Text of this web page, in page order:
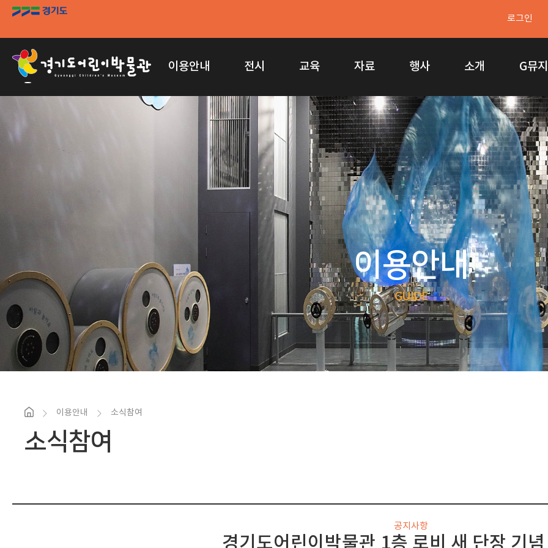
로그인
이용안내 전시 교육 자료 행사 소개 G뮤
이용안내
GUIDE
이용안내 소식참여
소식참여
공지사항
경기도어린이박물관 1층 로비 새 단장 기